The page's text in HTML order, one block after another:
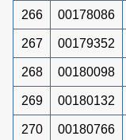
266 00178086
267 00179352
268 00180098
269 00180132
270 00180766